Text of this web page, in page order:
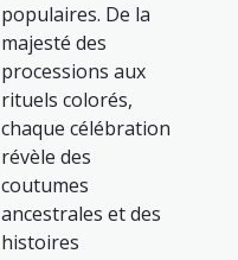
populaires. De la
majesté des
processions aux
rituels colorés,
chaque célébration
révèle des
coutumes
ancestrales et des
histoires